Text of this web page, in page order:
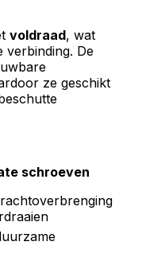
voldraad, wat
verbinding. De
ze geschikt
schroeven